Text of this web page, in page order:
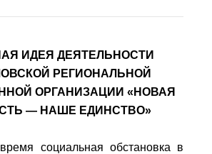
ИДЕЯ ДЕЯТЕЛЬНОСТИ
РЕГИОНАЛЬНОЙ
ОРГАНИЗАЦИИ «НОВАЯ
— НАШЕ ЕДИНСТВО»
социальная обстановка в